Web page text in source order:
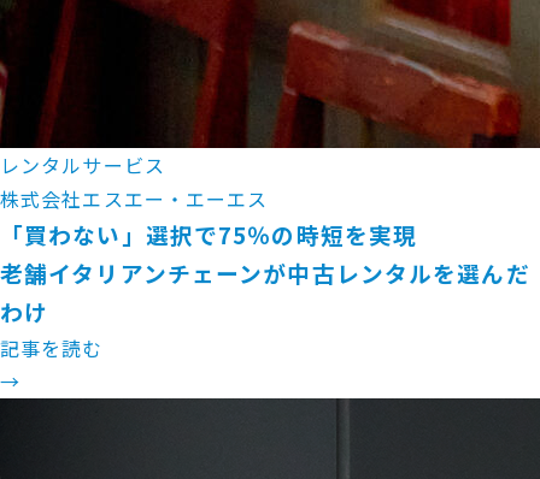
レンタルサービス
株式会社エスエー・エーエス
「買わない」選択で75％の時短を実現
老舗イタリアンチェーンが中古レンタルを選んだ
わけ
記事を読む
→